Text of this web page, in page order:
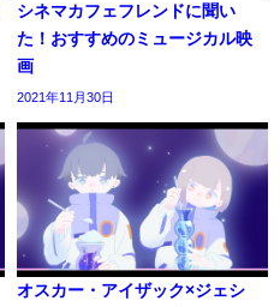
シネマカフェフレンドに聞い
た！おすすめのミュージカル映
画
2021年11月30日
オスカー・アイザック×ジェシ